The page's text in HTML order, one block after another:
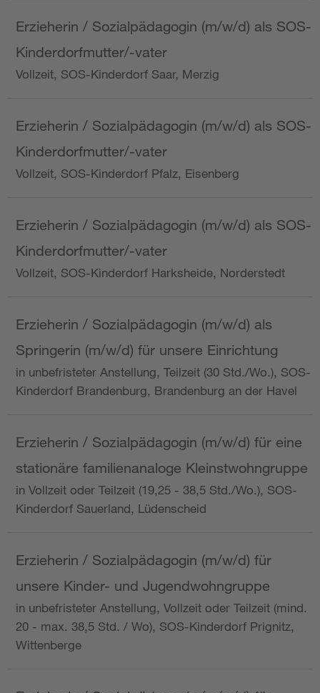
Erzieherin / Sozialpädagogin (m/w/d) als SOS-
Kinderdorfmutter/-vater
Vollzeit, SOS-Kinderdorf Saar, Merzig
Erzieherin / Sozialpädagogin (m/w/d) als SOS-
Kinderdorfmutter/-vater
Vollzeit, SOS-Kinderdorf Pfalz, Eisenberg
Erzieherin / Sozialpädagogin (m/w/d) als SOS-
Kinderdorfmutter/-vater
Vollzeit, SOS-Kinderdorf Harksheide, Norderstedt
Erzieherin / Sozialpädagogin (m/w/d) als
Springerin (m/w/d) für unsere Einrichtung
in unbefristeter Anstellung, Teilzeit (30 Std./Wo.), SOS-
Kinderdorf Brandenburg, Brandenburg an der Havel
Erzieherin / Sozialpädagogin (m/w/d) für eine
stationäre familienanaloge Kleinstwohngruppe
in Vollzeit oder Teilzeit (19,25 - 38,5 Std./Wo.), SOS-
Kinderdorf Sauerland, Lüdenscheid
Erzieherin / Sozialpädagogin (m/w/d) für
unsere Kinder- und Jugendwohngruppe
in unbefristeter Anstellung, Vollzeit oder Teilzeit (mind.
20 - max. 38,5 Std. / Wo), SOS-Kinderdorf Prignitz,
Wittenberge